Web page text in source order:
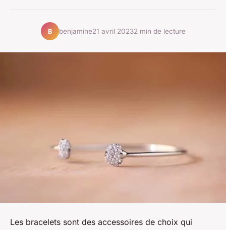
B benjamine21 avril 20232 min de lecture
Les bracelets sont des accessoires de choix qui